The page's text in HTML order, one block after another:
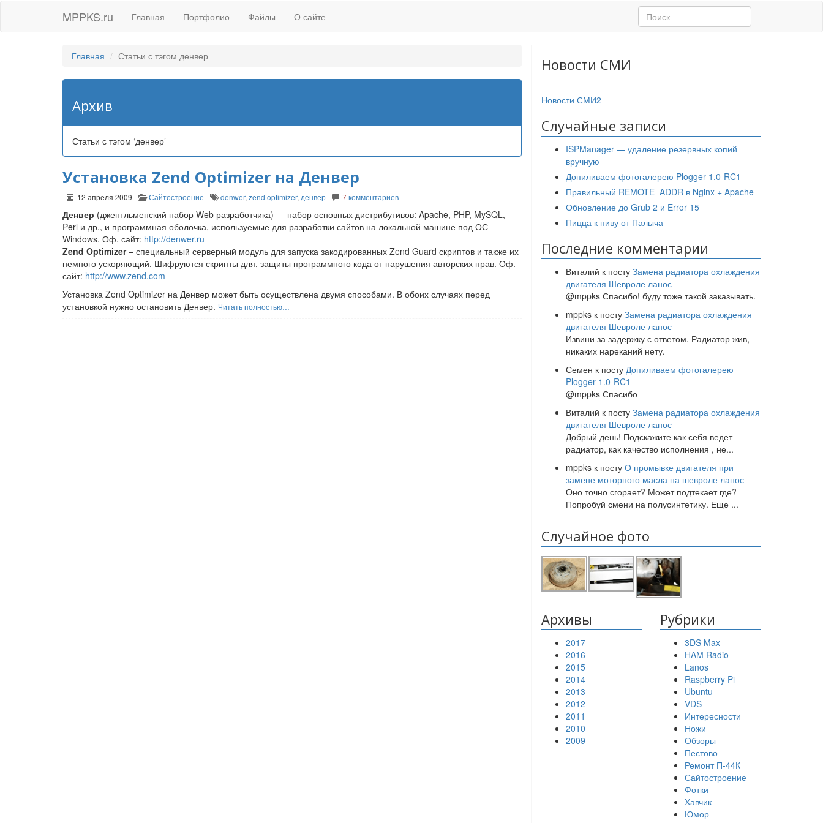
MPPKS.ru Главная Портфолио Файлы О сайте
Главная Статьи с тэгом денвер
Архив
Статьи с тэгом ‘денвер’
Установка Zend Optimizer на Денвер
12 апреля 2009 Сайтостроение denwer, zend optimizer, денвер 7комментариев
Денвер (джентльменский набор Web разработчика) — набор основных дистрибутивов: Apache, PHP, MySQL,
Perl и др., и программная оболочка, используемые для разработки сайтов на локальной машине под ОС
Windows. Оф. сайт: http://denwer.ru
Zend Optimizer– специальный серверный модуль для запуска закодированных Zend Guard скриптов и также их
немного ускоряющий. Шифруются скрипты для, защиты программного кода от нарушения авторских прав. Оф.
сайт: http://www.zend.com
Установка Zend Optimizer на Денвер может быть осуществлена двумя способами. В обоих случаях перед
установкой нужно остановить Денвер. Читать полностью…
Новости СМИ
Новости СМИ2
Случайные записи
ISPManager — удаление резервных копий
вручную
Допиливаем фотогалерею Plogger 1.0-RC1
Правильный REMOTE_ADDR в Nginx + Apache
Обновление до Grub 2 и Error 15
Пицца к пиву от Палыча
Последние комментарии
Виталий к посту Замена радиатора охлаждения
двигателя Шевроле ланос
@mppks Спасибо! буду тоже такой заказывать.
mppks к посту Замена радиатора охлаждения
двигателя Шевроле ланос
Извини за задержку с ответом. Радиатор жив,
никаких нареканий нету.
Семен к посту Допиливаем фотогалерею
Plogger 1.0-RC1
@mppks Спасибо
Виталий к посту Замена радиатора охлаждения
двигателя Шевроле ланос
Добрый день! Подскажите как себя ведет
радиатор, как качество исполнения , не...
mppks к посту О промывке двигателя при
замене моторного масла на шевроле ланос
Оно точно сгорает? Может подтекает где?
Попробуй смени на полусинтетику. Еще ...
Случайное фото
Архивы
2017
2016
2015
2014
2013
2012
2011
2010
2009
Рубрики
3DS Max
HAM Radio
Lanos
Raspberry Pi
Ubuntu
VDS
Интересности
Ножи
Обзоры
Пестово
Ремонт П-44К
Сайтостроение
Фотки
Хавчик
Юмор